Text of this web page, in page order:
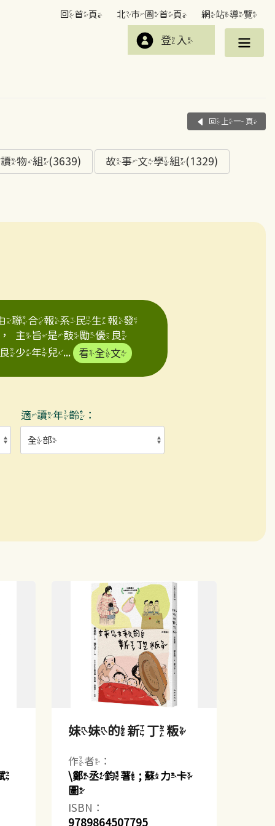
回首頁 北市圖首頁 網站導覽
登入
回上一頁
物組(3639) 故事文學組(1329)
聯合報系民生報發
主旨是鼓勵優良
少年兒...
看全文
適讀年齡：
妹妹的新丁粄
作者：
\鄭丞鈞著 ; 蘇力卡
圖
ISBN：
9789864507795